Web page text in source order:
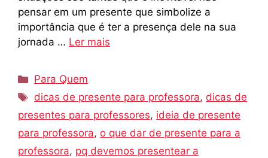
pensar em um presente que simbolize a
importância que é ter a presença dele na sua
jornada … Ler mais
Categorias
Para Quem
Tags
dicas de presente para professora, dicas de
presentes para professores, ideia de presente
para professora, o que dar de presente para a
professora, pq devemos presentear a